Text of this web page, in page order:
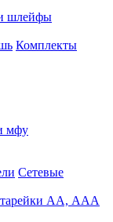
шлейфы
Комплекты
мфу
Сетевые
АА, ААА